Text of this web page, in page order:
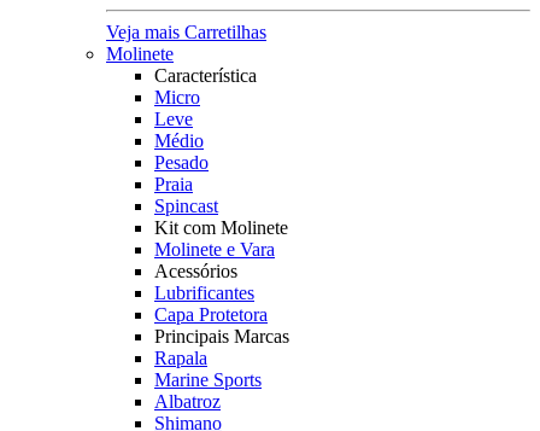
Veja mais Carretilhas
Molinete
Característica
Micro
Leve
Médio
Pesado
Praia
Spincast
Kit com Molinete
Molinete e Vara
Acessórios
Lubrificantes
Capa Protetora
Principais Marcas
Rapala
Marine Sports
Albatroz
Shimano